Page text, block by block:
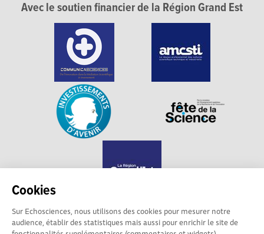
Cookies
Sur Echosciences, nous utilisons des cookies pour mesurer notre
audience, établir des statistiques mais aussi pour enrichir le site de
Avec le soutien financier de la Région Grand Est
Echosciences Grand Est est propulsé par